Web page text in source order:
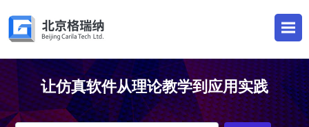
让仿真软件从理论教学到应用实践